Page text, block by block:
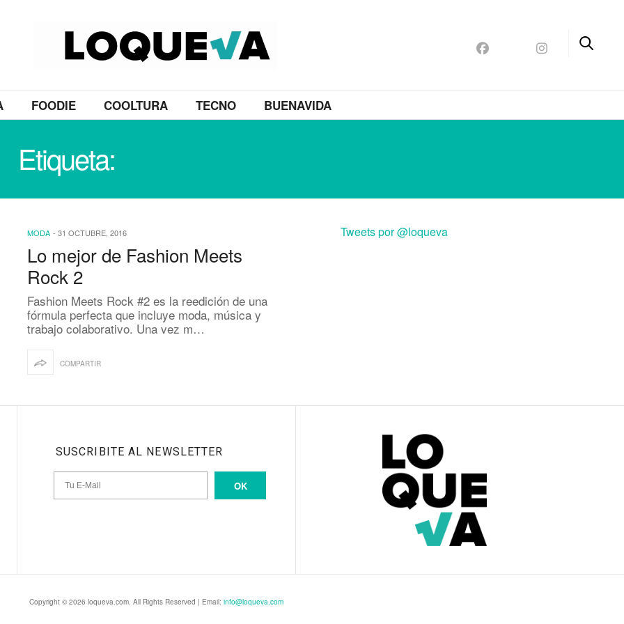
FOODIE COOLTURA TECNO BUENAVIDA
Etiqueta:
MODA - 31 OCTUBRE, 2016
Lo mejor de Fashion Meets
Rock 2
Fashion Meets Rock #2 es la reedición de una
fórmula perfecta que incluye moda, música y
trabajo colaborativo. Una vez m…
COMPARTIR
Tweets por @loqueva
SUSCRIBITE AL NEWSLETTER
OK
Copyright © 2026 loqueva.com. All Rights Reserved | Email: info@loqueva.com